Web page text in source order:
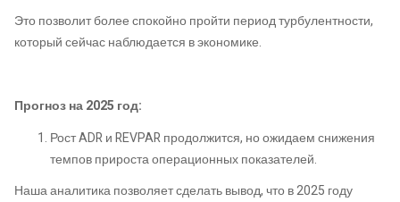
Это позволит более спокойно пройти период турбулентности,
который сейчас наблюдается в экономике.
Прогноз на 2025 год:
Рост ADR и REVPAR продолжится, но ожидаем снижения
темпов прироста операционных показателей.
Наша аналитика позволяет сделать вывод, что в 2025 году